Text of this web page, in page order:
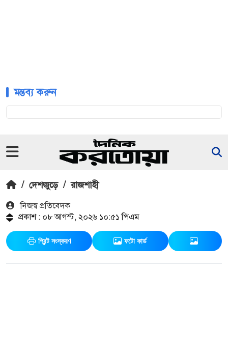
মন্তব্য করুন
/ দেশজুড়ে / রাজশাহী
নিজস্ব প্রতিবেদক
প্রকাশ : ০৮ আগস্ট, ২০২৬ ১০:৫১ পিএম
প্রিন্ট সংস্করণ ফটো কার্ড